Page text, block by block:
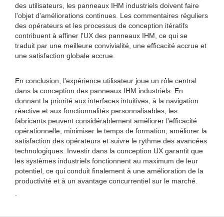
des utilisateurs, les panneaux IHM industriels doivent faire
l'objet d'améliorations continues. Les commentaires réguliers
des opérateurs et les processus de conception itératifs
contribuent à affiner l'UX des panneaux IHM, ce qui se
traduit par une meilleure convivialité, une efficacité accrue et
une satisfaction globale accrue.
En conclusion, l'expérience utilisateur joue un rôle central
dans la conception des panneaux IHM industriels. En
donnant la priorité aux interfaces intuitives, à la navigation
réactive et aux fonctionnalités personnalisables, les
fabricants peuvent considérablement améliorer l'efficacité
opérationnelle, minimiser le temps de formation, améliorer la
satisfaction des opérateurs et suivre le rythme des avancées
technologiques. Investir dans la conception UX garantit que
les systèmes industriels fonctionnent au maximum de leur
potentiel, ce qui conduit finalement à une amélioration de la
productivité et à un avantage concurrentiel sur le marché.